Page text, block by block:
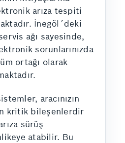
arıza tespiti
İnegöl´deki
ağı sayesinde,
sorunlarınızda
ortağı olarak
aracınızın
kritik bileşenlerdir
sürüş
atabilir. Bu